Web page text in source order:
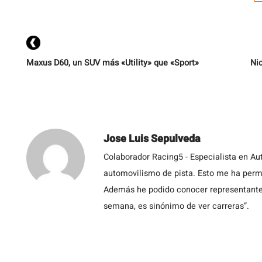
Maxus D60, un SUV más «Utility» que «Sport»
Jose Luis Sepulveda
Colaborador Racing5 - Especialista en
automovilismo de pista. Esto me ha
Además he podido conocer
semana, es sinónimo de ver carreras”.